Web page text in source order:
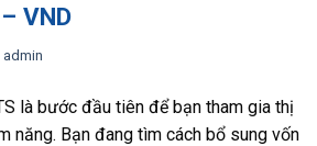
VND
admin
là bước đầu tiên để bạn tham gia thị
năng. Bạn đang tìm cách bổ sung vốn